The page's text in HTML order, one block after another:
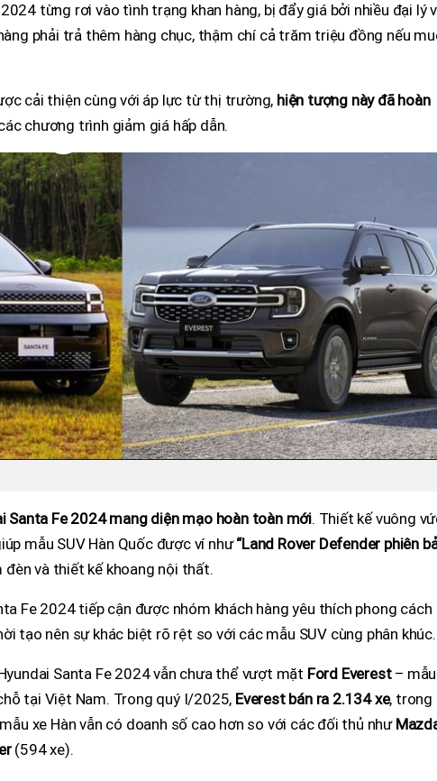
từng rơi vào tình trạng khan hàng, bị đẩy giá bởi nhiều đại lý
phải trả thêm hàng chục, thậm chí cả trăm triệu đồng nếu
cải thiện cùng với áp lực từ thị trường, hiện tượng này đã hoàn
chương trình giảm giá hấp dẫn.
Santa Fe 2024 mang diện mạo hoàn toàn mới. Thiết kế vuông
mẫu SUV Hàn Quốc được ví như“Land Rover Defender phiên
và thiết kế khoang nội thất.
Fe 2024 tiếp cận được nhóm khách hàng yêu thích phong cách
tạo nên sự khác biệt rõ rệt so với các mẫu SUV cùng phân khúc.
Santa Fe 2024 vẫn chưa thể vượt mặt Ford Everest–
tại Việt Nam. Trong quý I/2025, Everest bán ra 2.134 xe, trong
mẫu xe Hàn vẫn có doanh số cao hơn so với các đối thủ như
(594 xe).